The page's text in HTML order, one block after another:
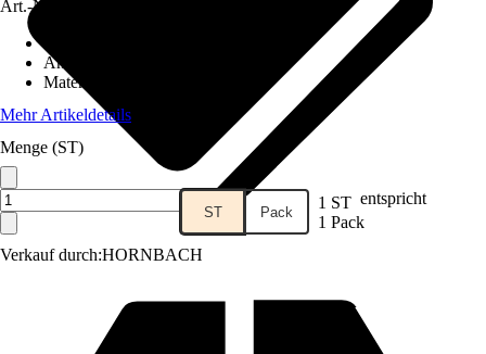
Verkauf durch:HORNBACH
Art.-Nr.
Anwendungsbereich
Material
Mehr Artikeldetails
Menge (ST)
ST Pack 1 ST entspricht
1 Pack